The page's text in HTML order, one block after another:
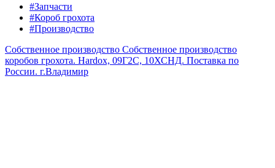
#Запчасти
#Короб грохота
#Производство
Собственное производство Собственное производство
коробов грохота. Hardox, 09Г2С, 10ХСНД. Поставка по
России. г.Владимир